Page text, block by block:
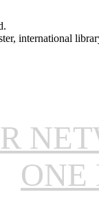
international
ONE